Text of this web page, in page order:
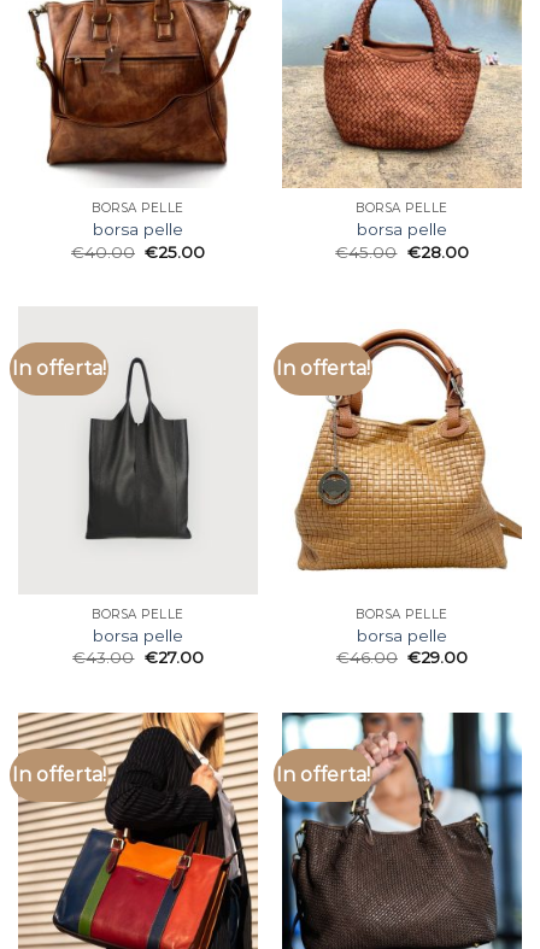
BORSA PELLE
borsa pelle
€40.00 €25.00
BORSA PELLE
borsa pelle
€45.00 €28.00
In offerta!
BORSA PELLE
borsa pelle
€43.00 €27.00
In offerta!
BORSA PELLE
borsa pelle
€46.00 €29.00
In offerta! In offerta!